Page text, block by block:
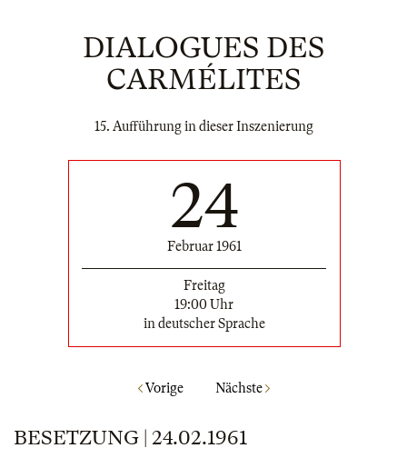
DIALOGUES DES
CARMÉLITES
15. Aufführung in dieser Inszenierung
24
Februar 1961
Freitag
19:00 Uhr
in deutscher Sprache
Vorige Nächste
BESETZUNG | 24.02.1961